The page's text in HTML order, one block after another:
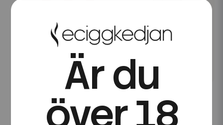
Vaporesso | GTX Coils
Vaporesso
Vaporesso | Eco Nano 2
Kit | 6ml
Är du
över 18